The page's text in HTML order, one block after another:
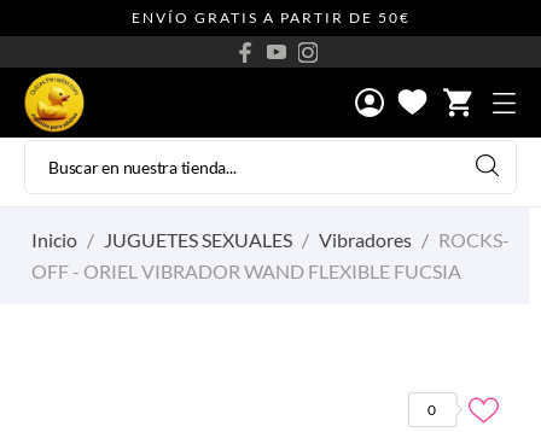
ENVÍO GRATIS A PARTIR DE 50€
shopping_cart
Inicio JUGUETES SEXUALES Vibradores
ROCKS-
OFF - ORIEL VIBRADOR WAND FLEXIBLE FUCSIA
0